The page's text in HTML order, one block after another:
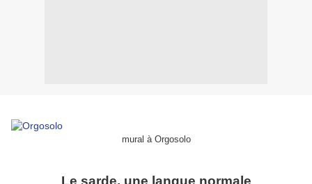
mural à Orgosolo
Le sarde, une langue normale